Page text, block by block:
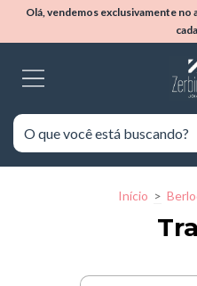
Olá, vendemos exclusivamente no
Início >